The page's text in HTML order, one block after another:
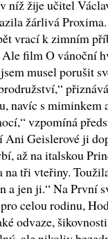
níž žije učitel
žárlivá
vrací k zimním
film O vánoční
musel porušit
navíc s miminkem
vzpomíná
Geislerové ji
až na italskou
na tři vteřiny.
a jen ji.“ Na První
celou rodinu,
odvaze,